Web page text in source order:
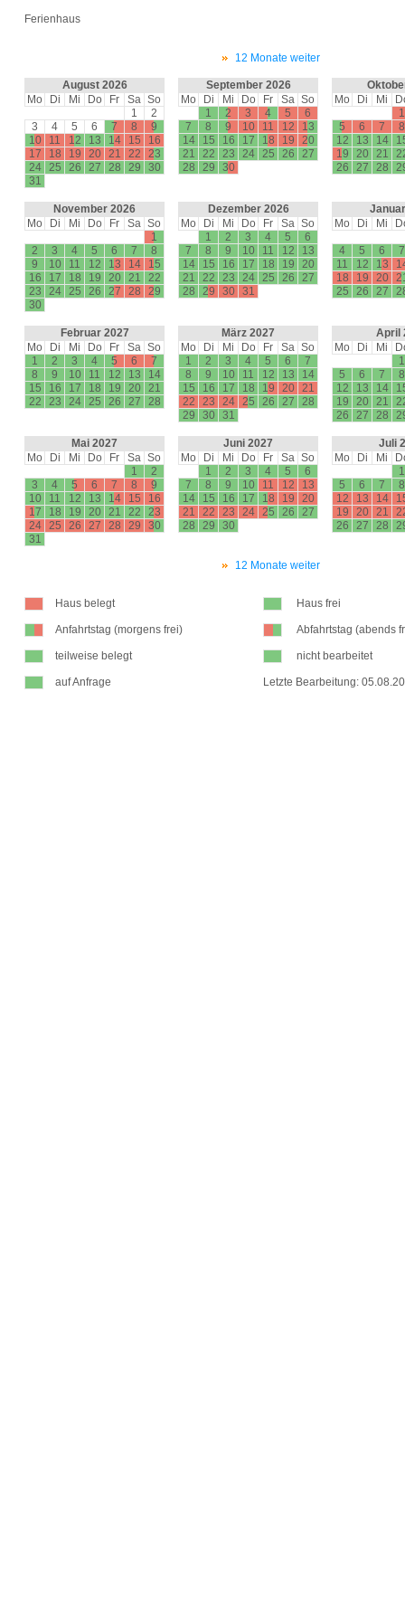
Ferienhaus
12 Monate weiter
August 2026
Mo
Di Mi Do Fr Sa So
1
2
3
4 5 6 7 8
9
10
11 12 13 14 15
16
17
18 19 20 21 22
23
24
25 26 27 28 29
30
31
September 2026
Mo
Di Mi Do Fr Sa So
1
2 3 4 5
6
7
8 9 10 11 12
13
14
15 16 17 18 19
20
21
22 23 24 25 26
27
28
29 30
Mo
Di Mi
1
5
6 7
8
12
13 14
19
20 21
26
27 28
November 2026
Mo
Di Mi Do Fr Sa So
1
2
3 4 5 6 7
8
9
10 11 12 13 14
15
16
17 18 19 20 21
22
23
24 25 26 27 28
29
30
Dezember 2026
Mo
Di Mi Do Fr Sa So
1
2 3 4 5
6
7
8 9 10 11 12
13
14
15 16 17 18 19
20
21
22 23 24 25 26
27
28
29 30 31
Mo
Di Mi
4 5 6
7
11
12 13
18
19 20
25
26 27
Februar 2027
Mo
Di Mi Do Fr Sa So
1
2 3 4 5 6
7
8
9 10 11 12 13
14
15
16 17 18 19 20
21
22
23 24 25 26 27 28
März 2027
Mo
Di Mi Do Fr Sa So
1
2 3 4 5 6
7
8
9 10 11 12 13
14
15
16 17 18 19 20
21
22
23 24 25 26 27
28
29
30 31
April
Mo
Di Mi
1
5
6 7
8
12
13 14
19
20 21
26
27 28
Mai 2027
Mo
Di Mi Do Fr Sa So
1
2
3
4 5 6 7 8
9
10
11 12 13 14 15
16
17
18 19 20 21 22
23
24
25 26 27 28 29
30
31
Juni 2027
Mo
Di Mi Do Fr Sa So
1
2 3 4 5
6
7
8 9 10 11 12
13
14
15 16 17 18 19
20
21
22 23 24 25 26
27
28
29 30
Juli
Mo
Di Mi
1
5
6 7
8
12
13 14
19
20 21
26
27 28
12 Monate weiter
Haus belegt Haus frei
Anfahrtstag (morgens frei) Abfahrtstag (abends
teilweise belegt nicht bearbeitet
auf Anfrage Letzte Bearbeitung: